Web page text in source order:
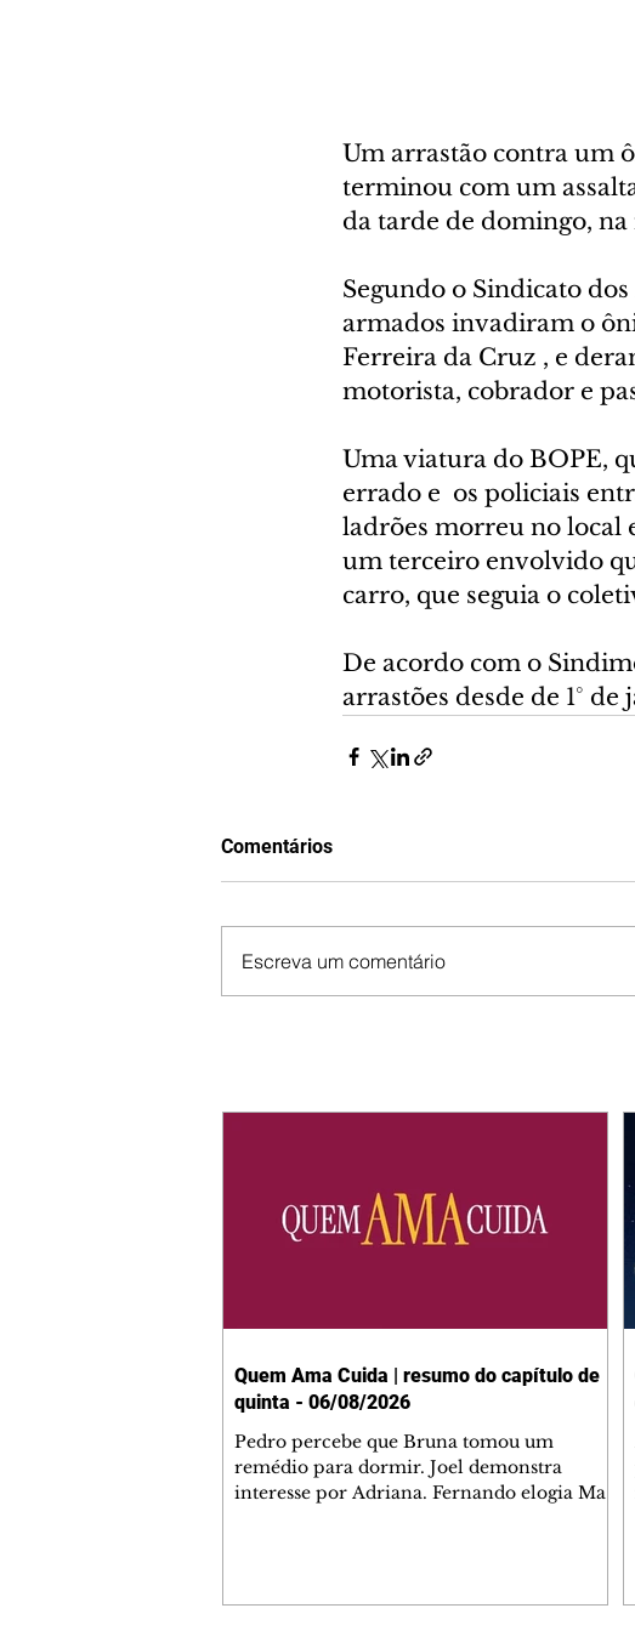
Um arrastão contra um
terminou com um
da tarde de domingo,
Segundo o Sindicato
armados invadiram o
Ferreira da Cruz , e
motorista, cobrador e
Uma viatura do BOPE,
errado e  os policiais
ladrões morreu no local
um terceiro envolvido
carro, que seguia o
De acordo com o
arrastões desde de 1° de
Comentários
Escreva um comentário
Quem Ama Cuida | resumo do capítulo de
quinta - 06/08/2026
Pedro percebe que Bruna tomou um
remédio para dormir. Joel demonstra
interesse por Adriana. Fernando elogia Mau